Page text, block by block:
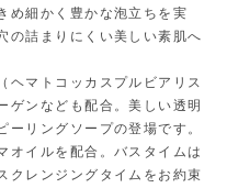
め細かく豊かな泡立ちを実
の詰まりにくい美しい素肌へ
ヘマトコッカスプルビアリス
ゲンなども配合。美しい透明
リングソープの登場です。
オイルを配合。バスタイムは
クレンジングタイムをお約束